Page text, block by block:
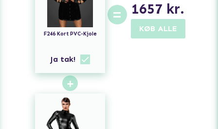
F246 Kort PVC-Kjole
Ja tak!
+
= 1657 kr.
KØB ALLE